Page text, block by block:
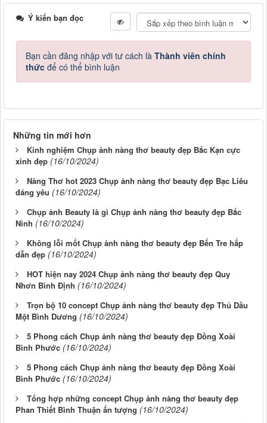
Ý kiến bạn đọc
Bạn cần đăng nhập với tư cách là Thành viên chính
thức để có thể bình luận
Những tin mới hơn
Kinh nghiệm Chụp ảnh nàng thơ beauty đẹp Bắc Kạn cực
xinh đẹp (16/10/2024)
Nàng Thơ hot 2023 Chụp ảnh nàng thơ beauty đẹp Bạc Liêu
đáng yêu (16/10/2024)
Chụp ảnh Beauty là gì Chụp ảnh nàng thơ beauty đẹp Bắc
Ninh (16/10/2024)
Không lỗi mốt Chụp ảnh nàng thơ beauty đẹp Bến Tre hấp
dẫn đẹp (16/10/2024)
HOT hiện nay 2024 Chụp ảnh nàng thơ beauty đẹp Quy
Nhơn Bình Định (16/10/2024)
Trọn bộ 10 concept Chụp ảnh nàng thơ beauty đẹp Thủ Dầu
Một Bình Dương (16/10/2024)
5 Phong cách Chụp ảnh nàng thơ beauty đẹp Đồng Xoài
Bình Phước (16/10/2024)
5 Phong cách Chụp ảnh nàng thơ beauty đẹp Đồng Xoài
Bình Phước (16/10/2024)
Tổng hợp những concept Chụp ảnh nàng thơ beauty đẹp
Phan Thiết Bình Thuận ấn tượng (16/10/2024)